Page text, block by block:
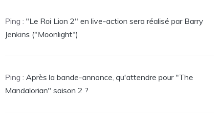
Ping : "Le Roi Lion 2" en live-action sera réalisé par Barry
Jenkins ("Moonlight")
Ping : Après la bande-annonce, qu'attendre pour "The
Mandalorian" saison 2 ?